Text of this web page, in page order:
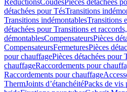
RéductionsCoudesPièces détachées
détachées pour TésTransitions
Transitions indémontablesTransitions
détachées pour Transitions et raccords,
démontablesCompensateursPièces
CompensateursFermeturesPièces
pour chauffagePièces détachées pour
chauffageRaccordements pour
Raccordements pour chauffage
ThermJoints d’étanchéitéPacks de vis